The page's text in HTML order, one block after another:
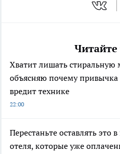
Хватит лишать
объясняю почему
вредит технике
22:00
Перестаньте оставлять это
отеля, которые уже